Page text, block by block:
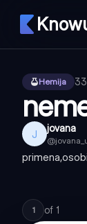
Hemija
J jovana
@
1 of 1